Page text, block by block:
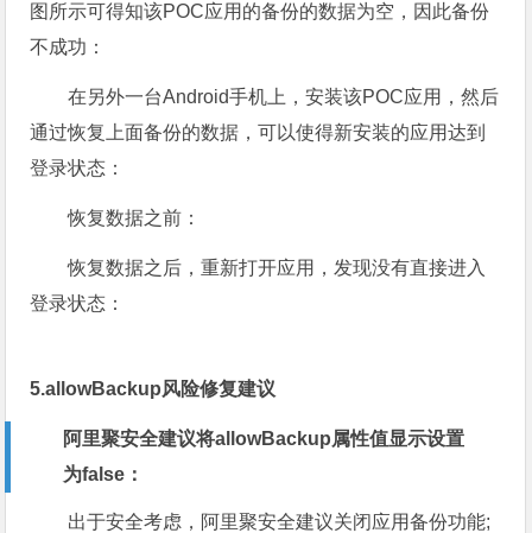
图所示可得知该POC应用的备份的数据为空，因此备份
不成功：
在另外一台Android手机上，安装该POC应用，然后
通过恢复上面备份的数据，可以使得新安装的应用达到
登录状态：
恢复数据之前：
恢复数据之后，重新打开应用，发现没有直接进入
登录状态：
5.allowBackup风险修复建议
阿里聚安全建议将allowBackup属性值显示设置
为false：
出于安全考虑，阿里聚安全建议关闭应用备份功能;